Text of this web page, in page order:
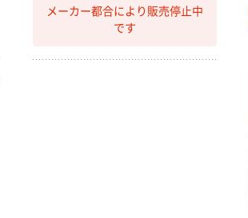
メーカー都合により販売停止中
です